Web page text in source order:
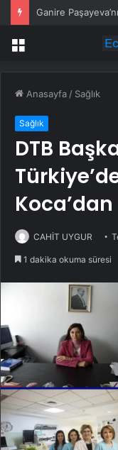
Ganire
Menü
Anasayfa / Sağlık
Sağlık
DTB
CAHİT UYGUR
1 dakika okuma süresi